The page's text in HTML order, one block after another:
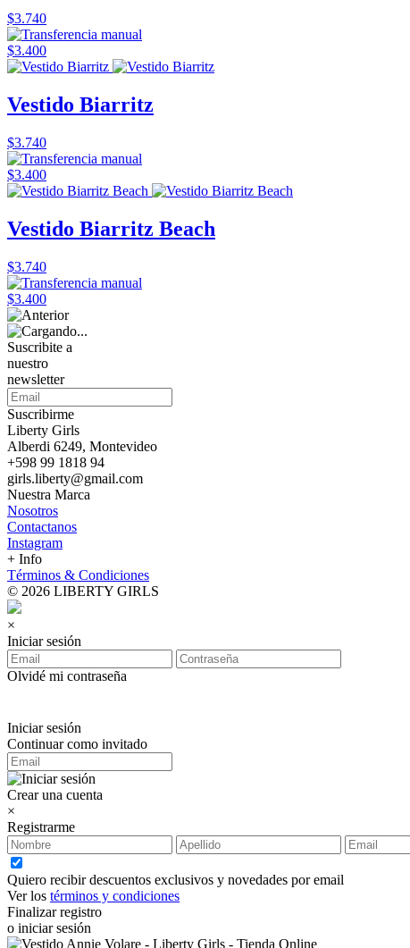
$3.740
$3.400
Vestido Biarritz
$3.740
$3.400
Vestido Biarritz Beach
$3.740
$3.400
Suscribite a
nuestro
newsletter
Suscribirme
Liberty Girls
Alberdi 6249, Montevideo
+598 99 1818 94
girls.liberty@gmail.com
Nuestra Marca
Nosotros
Contactanos
Instagram
+ Info
Términos & Condiciones
© 2026 LIBERTY GIRLS
×
Iniciar sesión
Olvidé mi contraseña
Iniciar sesión
Continuar como invitado
Crear una cuenta
×
Registrarme
Quiero recibir descuentos exclusivos y novedades por email
Ver los términos y condiciones
Finalizar registro
o iniciar sesión